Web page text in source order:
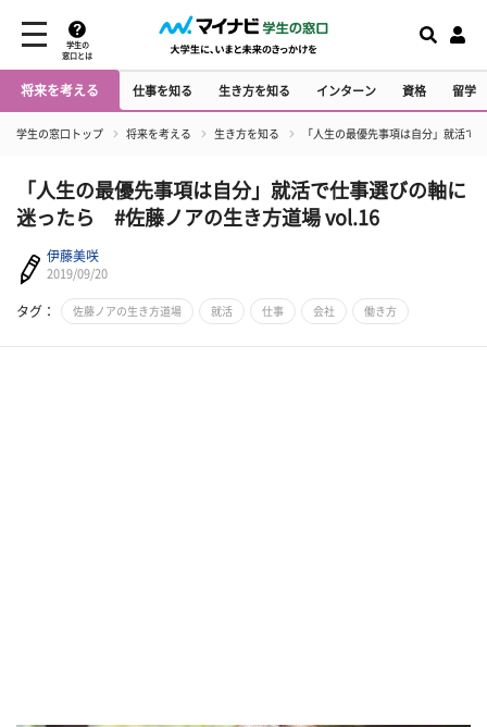
学生の
窓口とは
将来を考える 仕事を知る 生き方を知る インターン 資格 留学
学生の窓口トップ 将来を考える 生き方を知る 「人生の最優先事項は自分」就活
「人生の最優先事項は自分」就活で仕事選びの軸に
迷ったら #佐藤ノアの生き方道場 vol.16
伊藤美咲
2019/09/20
タグ： 佐藤ノアの生き方道場 就活 仕事 会社 働き方